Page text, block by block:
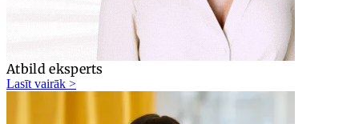
Atbild eksperts
Lasīt vairāk >